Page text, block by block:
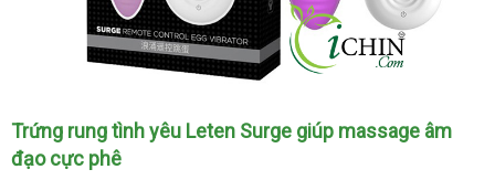
Trứng rung tình yêu Leten Surge giúp massage âm
đạo cực phê